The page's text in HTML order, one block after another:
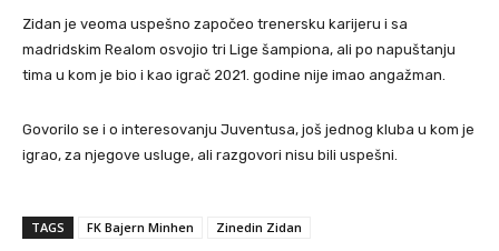
Zidan je veoma uspešno započeo trenersku karijeru i sa
madridskim Realom osvojio tri Lige šampiona, ali po napuštanju
tima u kom je bio i kao igrač 2021. godine nije imao angažman.
Govorilo se i o interesovanju Juventusa, još jednog kluba u kom je
igrao, za njegove usluge, ali razgovori nisu bili uspešni.
TAGS FK Bajern Minhen Zinedin Zidan